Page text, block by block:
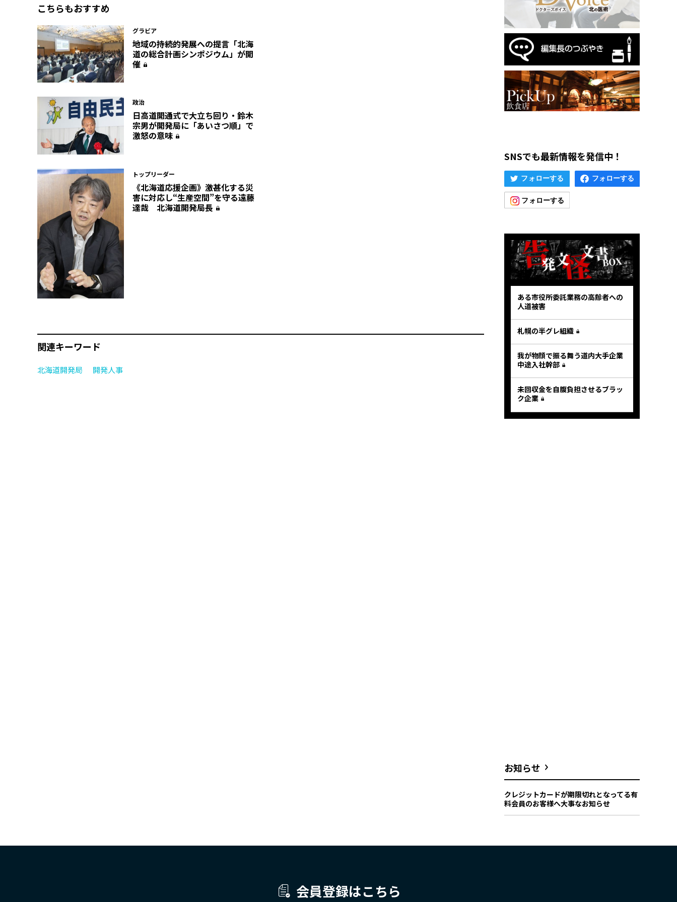
こちらもおすすめ
グラビア
地域の持続的発展への提言――「北海
道の総合計画シンポジウム」が開
催
政治
日高道開通式で大立ち回り・鈴木
宗男が開発局に「あいさつ順」で
激怒の意味
トップリーダー
《北海道応援企画》激甚化する災
害に対応し“生産空間”を守る――遠藤
達哉 北海道開発局長
関連キーワード
北海道開発局 開発人事
SNSでも最新情報を発信中！
ある市役所委託業務の高齢者への
人道被害
札幌の半グレ組織
我が物顔で振る舞う道内大手企業
中途入社幹部
未回収金を自腹負担させるブラッ
ク企業
お知らせ
クレジットカードが期限切れとなってる有
料会員のお客様へ大事なお知らせ
会員登録はこちら